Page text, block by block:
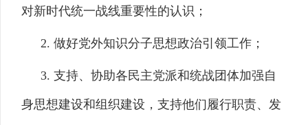
对新时代统一战线重要性的认识；
2. 做好党外知识分子思想政治引领工作；
3. 支持、协助各民主党派和统战团体加强自
身思想建设和组织建设，支持他们履行职责、发